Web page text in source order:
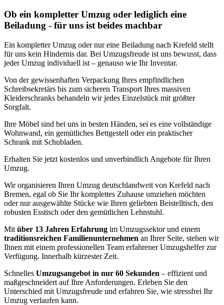
Ob ein kompletter Umzug oder lediglich eine
Beiladung - für uns ist beides machbar
Ein kompletter Umzug oder nur eine Beiladung nach Krefeld stellt
für uns kein Hindernis dar. Bei Umzugsfreude ist uns bewusst, dass
jeder Umzug individuell ist – genauso wie Ihr Inventar.
Von der gewissenhaften Verpackung Ihres empfindlichen
Schreibsekretärs bis zum sicheren Transport Ihres massiven
Kleiderschranks behandeln wir jedes Einzelstück mit größter
Sorgfalt.
Ihre Möbel sind bei uns in besten Händen, sei es eine vollständige
Wohnwand, ein gemütliches Bettgestell oder ein praktischer
Schrank mit Schubladen.
Erhalten Sie jetzt kostenlos und unverbindlich Angebote für Ihren
Umzug.
Wir organisieren Ihren Umzug deutschlandweit von Krefeld nach
Bremen, egal ob Sie Ihr komplettes Zuhause umziehen möchten
oder nur ausgewählte Stücke wie Ihren geliebten Beistelltisch, den
robusten Esstisch oder den gemütlichen Lehnstuhl.
Mit über 13 Jahren Erfahrung im Umzugssektor und einem
traditionsreichen Familienunternehmen an Ihrer Seite, stehen wir
Ihnen mit einem professionellen Team erfahrener Umzugshelfer zur
Verfügung. Innerhalb kürzester Zeit.
Schnelles Umzugsangebot in nur 60 Sekunden – effizient und
maßgeschneidert auf Ihre Anforderungen. Erleben Sie den
Unterschied mit Umzugsfreude und erfahren Sie, wie stressfrei Ihr
Umzug verlaufen kann.